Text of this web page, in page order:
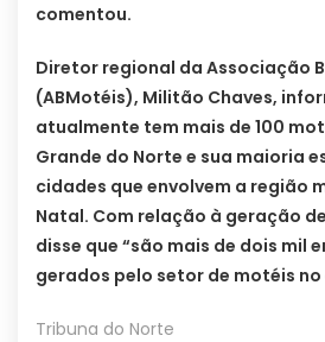
comentou.
Diretor regional da Associação
(ABMotéis), Militão Chaves,
atualmente tem mais de 100
Grande do Norte e sua maioria
cidades que envolvem a região
Natal. Com relação à geração
disse que “são mais de dois mil
gerados pelo setor de motéis
Tribuna do Norte